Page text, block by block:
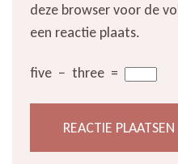
deze browser voor de
een reactie plaats.
five − three =